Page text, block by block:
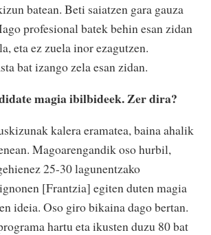
batean. Beti saiatzen gara gauza
profesional batek behin esan zidan
eta ez zuela inor ezagutzen.
bat izango zela esan zidan.
magia ibilbideek. Zer dira?
kalera eramatea, baina ahalik
Magoarengandik oso hurbil,
25-30 lagunentzako
[Frantzia] egiten duten magia
ideia. Oso giro bikaina dago bertan.
hartu eta ikusten duzu 80 bat